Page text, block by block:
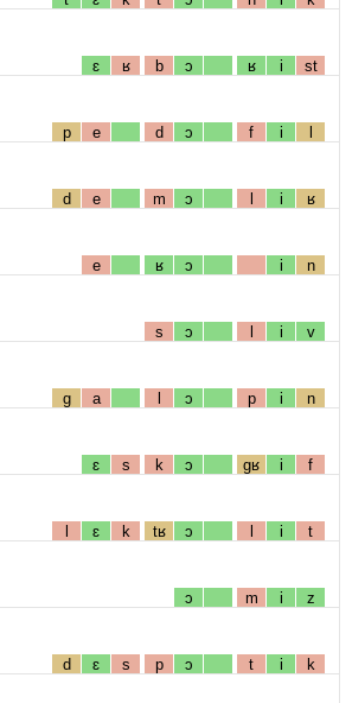
ɛ ʁ b ɔ ʁ i st
p e d ɔ f i l
d e m ɔ l i ʁ
e ʁ ɔ i n
s ɔ l i v
g a l ɔ p i n
ɛ s k ɔ gʁ i f
l ɛ k tʁ ɔ l i t
ɔ m i z
d ɛ s p ɔ t i k